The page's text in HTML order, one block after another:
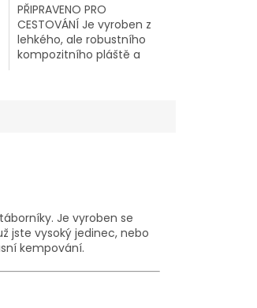
PŘIPRAVENO PRO
CESTOVÁNÍ Je vyroben z
lehkého, ale robustního
kompozitního pláště a
Je vyroben se
jste vysoký jedinec, nebo
kempování.